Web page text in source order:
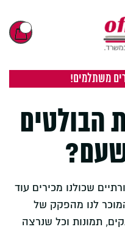
משתלמים!
הבולטים
שכולנו מכירים עוד
לנו מהפקק של
תמונות וכל שנרצה